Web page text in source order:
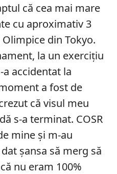
că cea mai mare
cu aproximativ 3
din Tokyo.
la un exercițiu
a accidentat la
a fost de
că visul meu
s-a terminat. COSR
mine și m-au
șansa să merg să
nu eram 100%